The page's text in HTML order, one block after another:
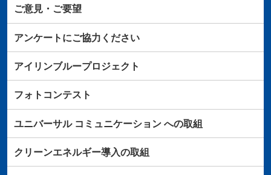
ご意見・ご要望
アンケートにご協力ください
アイリンブループロジェクト
フォトコンテスト
ユニバーサルコミュニケーションへの取組
クリーンエネルギー導入の取組